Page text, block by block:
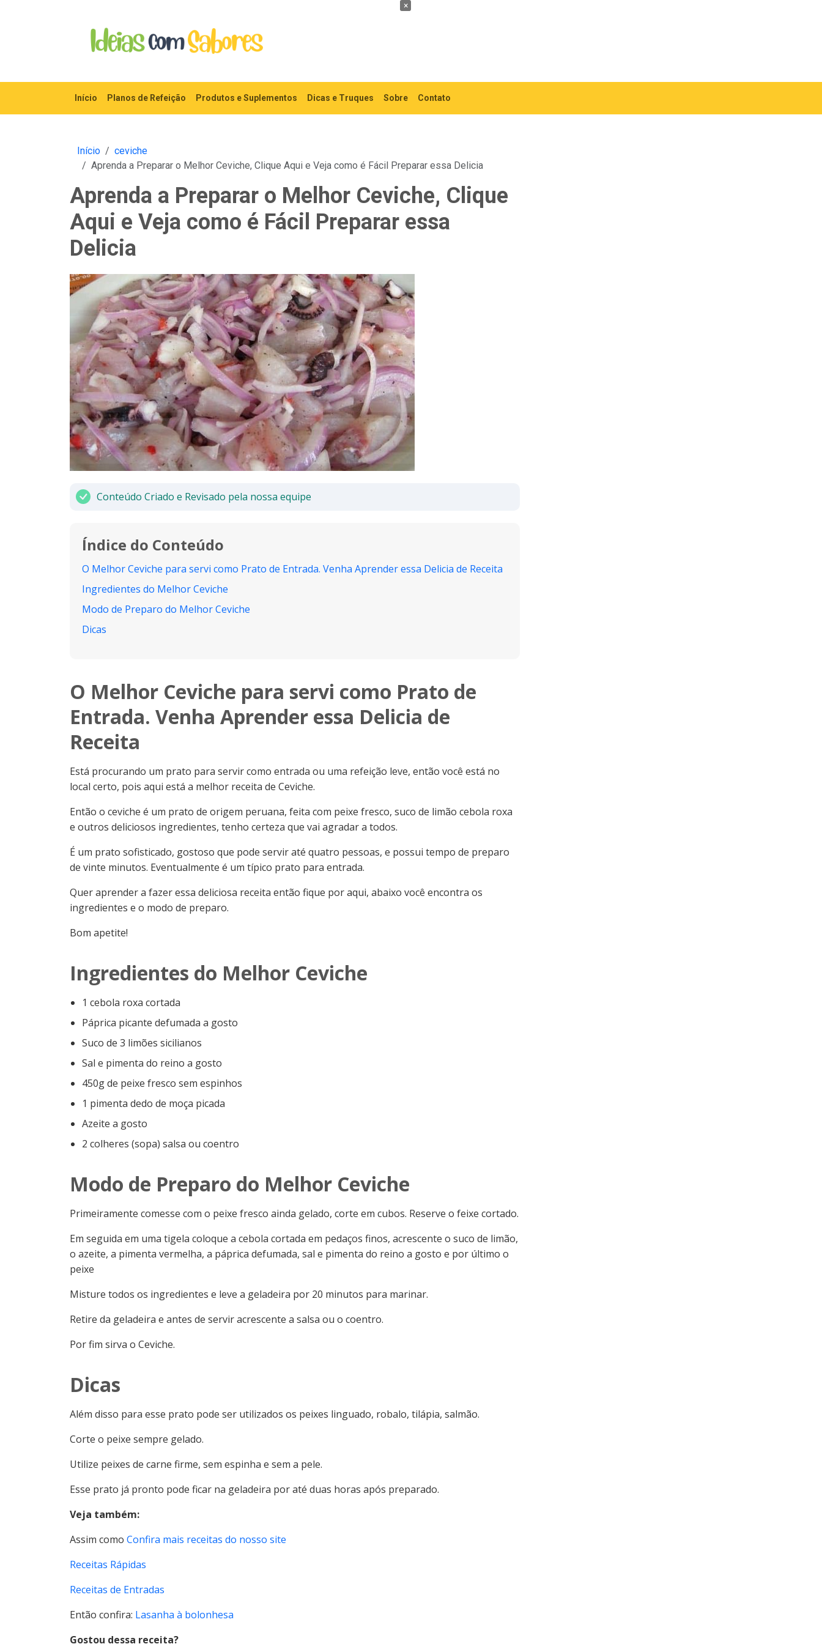
Início Planos de Refeição Produtos e Suplementos Dicas e Truques Sobre Contato
Início
ceviche
Aprenda a Preparar o Melhor Ceviche, Clique Aqui e Veja como é Fácil Preparar essa Delicia
Aprenda a Preparar o Melhor Ceviche, Clique
Aqui e Veja como é Fácil Preparar essa
Delicia
Conteúdo Criado e Revisado pela nossa equipe
Índice do Conteúdo
O Melhor Ceviche para servi como Prato de Entrada. Venha Aprender essa Delicia de Receita
Ingredientes do Melhor Ceviche
Modo de Preparo do Melhor Ceviche
Dicas
O Melhor Ceviche para servi como Prato de
Entrada. Venha Aprender essa Delicia de
Receita
Está procurando um prato para servir como entrada ou uma refeição leve, então você está no
local certo, pois aqui está a melhor receita de Ceviche.
Então o ceviche é um prato de origem peruana, feita com peixe fresco, suco de limão cebola roxa
e outros deliciosos ingredientes, tenho certeza que vai agradar a todos.
É um prato sofisticado, gostoso que pode servir até quatro pessoas, e possui tempo de preparo
de vinte minutos. Eventualmente é um típico prato para entrada.
Quer aprender a fazer essa deliciosa receita então fique por aqui, abaixo você encontra os
ingredientes e o modo de preparo.
Bom apetite!
Ingredientes do Melhor Ceviche
1 cebola roxa cortada
Páprica picante defumada a gosto
Suco de 3 limões sicilianos
Sal e pimenta do reino a gosto
450g de peixe fresco sem espinhos
1 pimenta dedo de moça picada
Azeite a gosto
2 colheres (sopa) salsa ou coentro
Modo de Preparo do Melhor Ceviche
Primeiramente comesse com o peixe fresco ainda gelado, corte em cubos. Reserve o feixe cortado.
Em seguida em uma tigela coloque a cebola cortada em pedaços finos, acrescente o suco de limão,
o azeite, a pimenta vermelha, a páprica defumada, sal e pimenta do reino a gosto e por último o
peixe
Misture todos os ingredientes e leve a geladeira por 20 minutos para marinar.
Retire da geladeira e antes de servir acrescente a salsa ou o coentro.
Por fim sirva o Ceviche.
Dicas
Além disso para esse prato pode ser utilizados os peixes linguado, robalo, tilápia, salmão.
Corte o peixe sempre gelado.
Utilize peixes de carne firme, sem espinha e sem a pele.
Esse prato já pronto pode ficar na geladeira por até duas horas após preparado.
Veja também:
Assim como Confira mais receitas do nosso site
Receitas Rápidas
Receitas de Entradas
Então confira: Lasanha à bolonhesa
Gostou dessa receita?
×